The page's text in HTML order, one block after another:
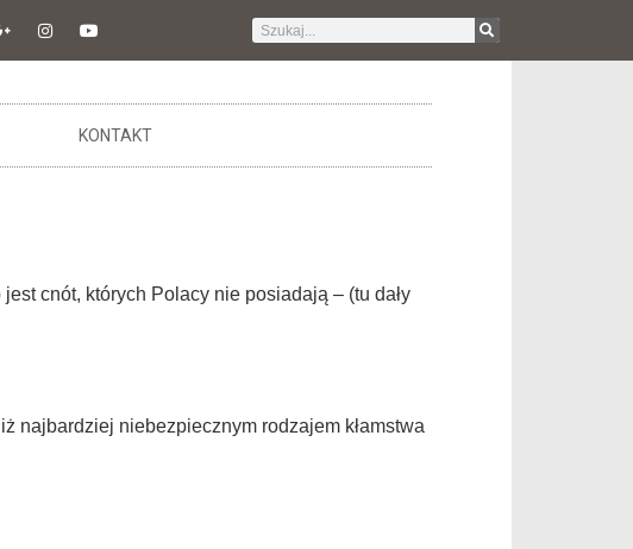
KONTAKT
cnót, których Polacy nie posiadają – (tu dały
najbardziej niebezpiecznym rodzajem kłamstwa